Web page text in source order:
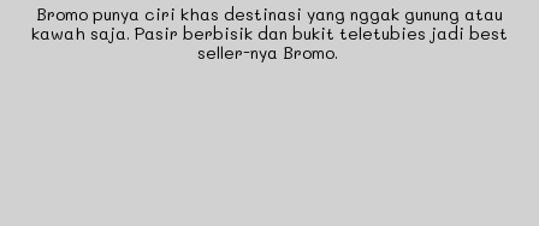
Bromo punya ciri khas destinasi yang nggak gunung atau
kawah saja. Pasir berbisik dan bukit teletubies jadi best
seller-nya Bromo.